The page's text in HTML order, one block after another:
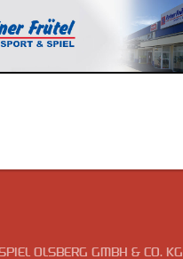
OLSBERG GMBH & CO. KG